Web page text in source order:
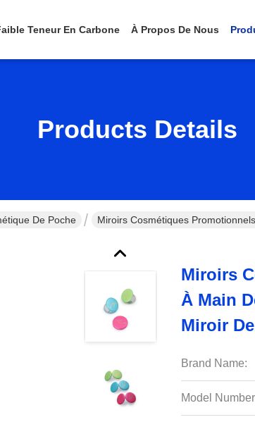
Teneur En Carbone À Propos De Nous
Products Details
De Poche Miroirs Cosmétiques
Miroirs
À Main
Miroir
Brand Name:
Model